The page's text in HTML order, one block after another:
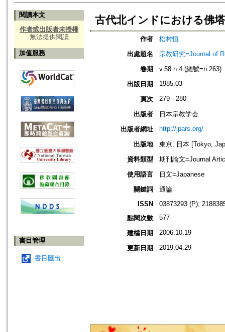
閱讀本文
作者或出版者未授權
無法提供閱讀
加值服務
書目管理
書目匯出
古代北インドにおける佛
作者
松村恒
出處題名
宗教研究=Journal of
卷期
v.58 n.4 (總號=n.263)
出版日期
1985.03
頁次 279 - 280
出版者
日本宗教学会
出版者網址
http://jpars.org/
出版地
東京, 日本 [Tokyo,
資料類型
期刊論文=Journal
使用語言
日文=Japanese
關鍵詞
通論
ISSN
03873293 (P);
點閱次數
577
建檔日期 2006.10.19
更新日期 2019.04.29